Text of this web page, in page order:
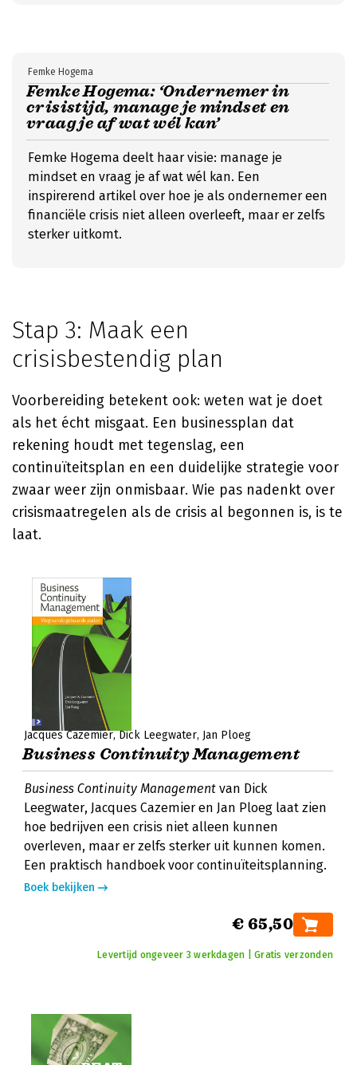
Femke Hogema: ‘Ondernemer in
crisistijd, manage je mindset en
vraag je af wat wél kan’
Femke Hogema
Femke Hogema deelt haar visie: manage je
mindset en vraag je af wat wél kan. Een
inspirerend artikel over hoe je als ondernemer een
financiële crisis niet alleen overleeft, maar er zelfs
sterker uitkomt.
Stap 3: Maak een
crisisbestendig plan
Voorbereiding betekent ook: weten wat je doet
als het écht misgaat. Een businessplan dat
rekening houdt met tegenslag, een
continuïteitsplan en een duidelijke strategie voor
zwaar weer zijn onmisbaar. Wie pas nadenkt over
crisismaatregelen als de crisis al begonnen is, is te
laat.
Jacques Cazemier Dick Leegwater Jan Ploeg
Business Continuity Management
Business Continuity Management van Dick
Leegwater, Jacques Cazemier en Jan Ploeg laat zien
hoe bedrijven een crisis niet alleen kunnen
overleven, maar er zelfs sterker uit kunnen komen.
Een praktisch handboek voor continuïteitsplanning.
Boek bekijken
€ 65,50
Levertijd ongeveer 3 werkdagen | Gratis verzonden